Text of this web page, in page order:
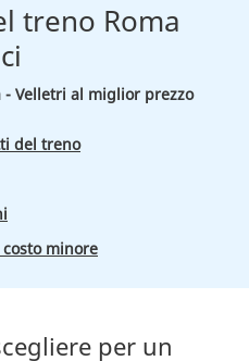
treno Roma
Velletri al miglior prezzo
del treno
minore
per un